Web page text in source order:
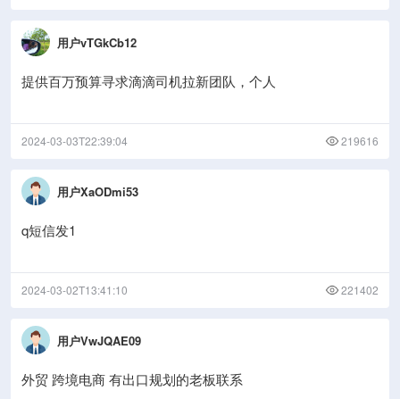
用户vTGkCb12
提供百万预算寻求滴滴司机拉新团队，个人
2024-03-03T22:39:04 219616
用户XaODmi53
q短信发1
2024-03-02T13:41:10 221402
用户VwJQAE09
外贸 跨境电商 有出口规划的老板联系